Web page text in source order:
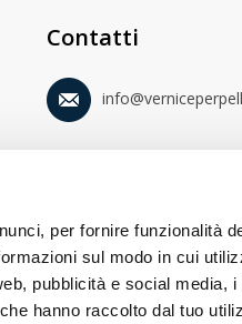
per fornire funzionalità
sul modo in cui
pubblicità e social media, i
hanno raccolto dal tuo
Contatti